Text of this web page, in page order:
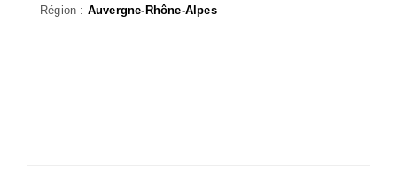
Région : Auvergne-Rhône-Alpes